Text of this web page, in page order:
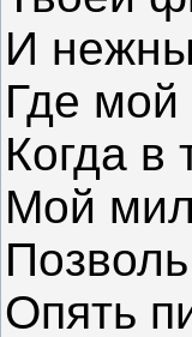
И
Где мой
Когда в
Мой
Опять